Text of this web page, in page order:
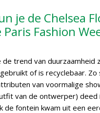
je de Chelsea
Fashion
trend van duurzaamheid
of is recyclebaar.
van voormalige
van de ontwerper)
de fontein kwam uit een